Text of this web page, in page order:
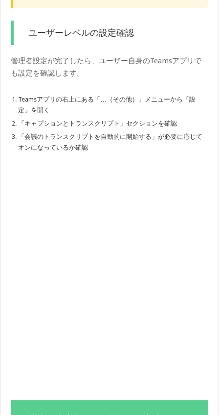
ユーザーレベルの設定確認
管理者設定が完了したら、ユーザー自身のTeamsアプリで
も設定を確認します。
Teamsアプリの右上にある「…（その他）」メニューから「設
定」を開く
「キャプションとトランスクリプト」セクションを確認
「会議のトランスクリプトを自動的に開始する」が必要に応じて
オンになっているか確認